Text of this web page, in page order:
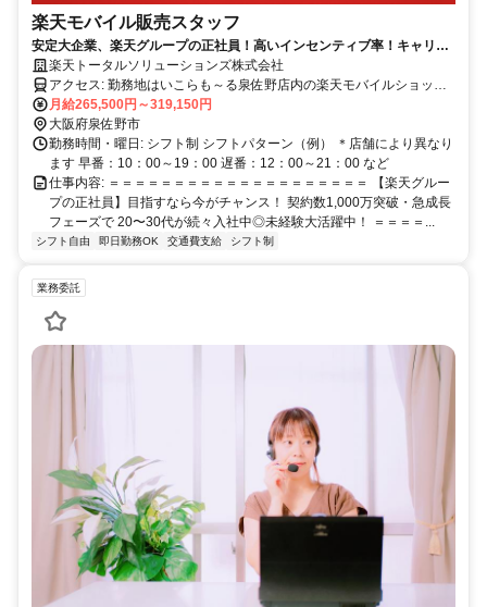
楽天モバイル販売スタッフ
安定大企業、楽天グループの正社員！高いインセンティブ率！キャリア
アップ、ライフワークバランス全て叶う！9割以上が20～30代で未経験
スタート
楽天トータルソリューションズ株式会社
アクセス: 勤務地はいこらも～る泉佐野店内の楽天モバイルショップ
です。 住所：大阪府泉佐野市下瓦屋2-2-77 最寄り駅は井原里駅（南
海本線）、徒歩約5分です。 通勤方法や詳細なアクセスは、応募後に
ご案内いたします。
月給265,500円～319,150円
大阪府泉佐野市
勤務時間・曜日: シフト制 シフトパターン（例） ＊店舗により異なり
ます 早番：10：00～19：00 遅番：12：00～21：00 など
仕事内容: ＝＝＝＝＝＝＝＝＝＝＝＝＝＝＝＝＝＝＝＝ 【楽天グルー
プの正社員】目指すなら今がチャンス！ 契約数1,000万突破・急成長
フェーズで 20〜30代が続々入社中◎未経験大活躍中！ ＝＝＝＝...
シフト自由 即日勤務OK 交通費支給 シフト制
業務委託